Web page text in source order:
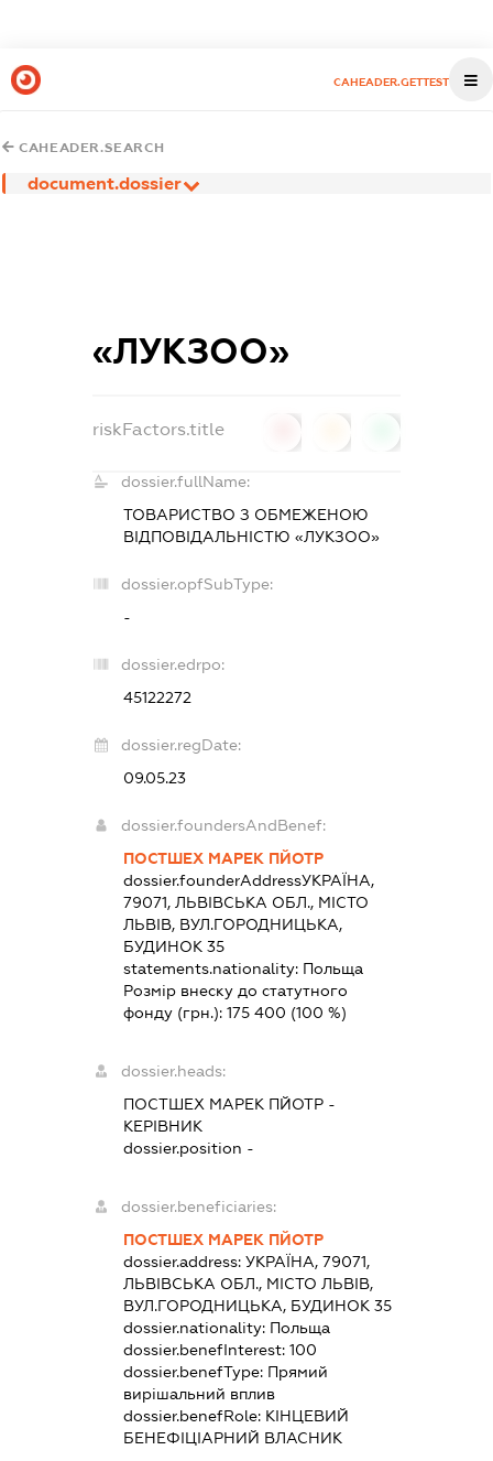
CAHEADER.GETTEST
CAHEADER.SEARCH
document.dossier
«ЛУКЗОО»
riskFactors.title
dossier.fullName:
ТОВАРИСТВО З ОБМЕЖЕНОЮ
ВІДПОВІДАЛЬНІСТЮ «ЛУКЗОО»
dossier.opfSubType:
-
dossier.edrpo:
45122272
dossier.regDate:
09.05.23
dossier.foundersAndBenef:
ПОСТШЕХ МАРЕК ПЙОТР
dossier.founderAddressУКРАЇНА,
79071, ЛЬВІВСЬКА ОБЛ., МІСТО
ЛЬВІВ, ВУЛ.ГОРОДНИЦЬКА,
БУДИНОК 35
statements.nationality: Польща
Розмір внеску до статутного
фонду (грн.): 175 400 (100 %)
dossier.heads:
ПОСТШЕХ МАРЕК ПЙОТР-
КЕРІВНИК
dossier.position -
dossier.beneficiaries:
ПОСТШЕХ МАРЕК ПЙОТР
dossier.address: УКРАЇНА, 79071,
ЛЬВІВСЬКА ОБЛ., МІСТО ЛЬВІВ,
ВУЛ.ГОРОДНИЦЬКА, БУДИНОК 35
dossier.nationality: Польща
dossier.benefInterest: 100
dossier.benefType: Прямий
вирішальний вплив
dossier.benefRole: КІНЦЕВИЙ
БЕНЕФІЦІАРНИЙ ВЛАСНИК